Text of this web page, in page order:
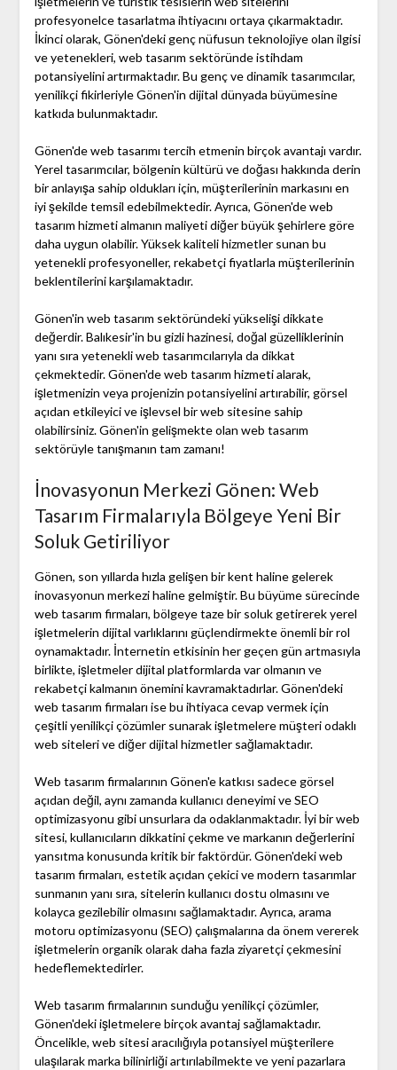
profesyonelce tasarlatma ihtiyacını ortaya çıkarmaktadır.
İkinci olarak, Gönen'deki genç nüfusun teknolojiye olan ilgisi
ve yetenekleri, web tasarım sektöründe istihdam
potansiyelini artırmaktadır. Bu genç ve dinamik tasarımcılar,
yenilikçi fikirleriyle Gönen'in dijital dünyada büyümesine
katkıda bulunmaktadır.
Gönen'de web tasarımı tercih etmenin birçok avantajı vardır.
Yerel tasarımcılar, bölgenin kültürü ve doğası hakkında derin
bir anlayışa sahip oldukları için, müşterilerinin markasını en
iyi şekilde temsil edebilmektedir. Ayrıca, Gönen'de web
tasarım hizmeti almanın maliyeti diğer büyük şehirlere göre
daha uygun olabilir. Yüksek kaliteli hizmetler sunan bu
yetenekli profesyoneller, rekabetçi fiyatlarla müşterilerinin
beklentilerini karşılamaktadır.
Gönen'in web tasarım sektöründeki yükselişi dikkate
değerdir. Balıkesir'in bu gizli hazinesi, doğal güzelliklerinin
yanı sıra yetenekli web tasarımcılarıyla da dikkat
çekmektedir. Gönen'de web tasarım hizmeti alarak,
işletmenizin veya projenizin potansiyelini artırabilir, görsel
açıdan etkileyici ve işlevsel bir web sitesine sahip
olabilirsiniz. Gönen'in gelişmekte olan web tasarım
sektörüyle tanışmanın tam zamanı!
İnovasyonun Merkezi Gönen: Web
Tasarım Firmalarıyla Bölgeye Yeni Bir
Soluk Getiriliyor
Gönen, son yıllarda hızla gelişen bir kent haline gelerek
inovasyonun merkezi haline gelmiştir. Bu büyüme sürecinde
web tasarım firmaları, bölgeye taze bir soluk getirerek yerel
işletmelerin dijital varlıklarını güçlendirmekte önemli bir rol
oynamaktadır. İnternetin etkisinin her geçen gün artmasıyla
birlikte, işletmeler dijital platformlarda var olmanın ve
rekabetçi kalmanın önemini kavramaktadırlar. Gönen'deki
web tasarım firmaları ise bu ihtiyaca cevap vermek için
çeşitli yenilikçi çözümler sunarak işletmelere müşteri odaklı
web siteleri ve diğer dijital hizmetler sağlamaktadır.
Web tasarım firmalarının Gönen'e katkısı sadece görsel
açıdan değil, aynı zamanda kullanıcı deneyimi ve SEO
optimizasyonu gibi unsurlara da odaklanmaktadır. İyi bir web
sitesi, kullanıcıların dikkatini çekme ve markanın değerlerini
yansıtma konusunda kritik bir faktördür. Gönen'deki web
tasarım firmaları, estetik açıdan çekici ve modern tasarımlar
sunmanın yanı sıra, sitelerin kullanıcı dostu olmasını ve
kolayca gezilebilir olmasını sağlamaktadır. Ayrıca, arama
motoru optimizasyonu (SEO) çalışmalarına da önem vererek
işletmelerin organik olarak daha fazla ziyaretçi çekmesini
hedeflemektedirler.
Web tasarım firmalarının sunduğu yenilikçi çözümler,
Gönen'deki işletmelere birçok avantaj sağlamaktadır.
Öncelikle, web sitesi aracılığıyla potansiyel müşterilere
ulaşılarak marka bilinirliği artırılabilmekte ve yeni pazarlara